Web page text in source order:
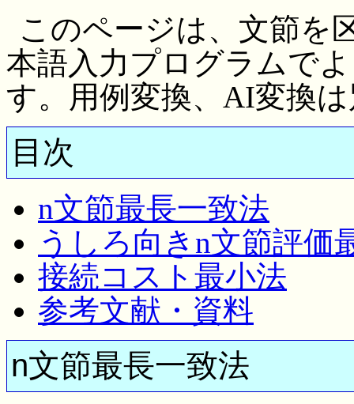
このページは、文節を
本語入力プログラムで
す。用例変換、AI変換
目次
n文節最長一致法
うしろ向きn文節評価
接続コスト最小法
参考文献・資料
n文節最長一致法